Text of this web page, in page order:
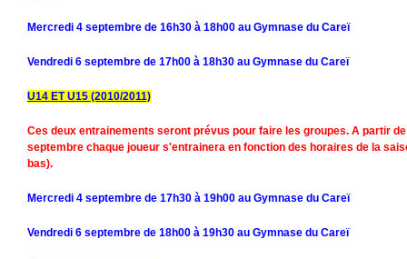
Mercredi 4 septembre de 16h30 à 18h00 au Gymnase du Careï
Vendredi 6 septembre de 17h00 à 18h30 au Gymnase du Careï
U14 ET U15 (2010/2011)
Ces deux entrainements seront prévus pour faire les groupes. A partir
septembre chaque joueur s'entrainera en fonction des horaires de la
bas).
Mercredi 4 septembre de 17h30 à 19h00 au Gymnase du Careï
Vendredi 6 septembre de 18h00 à 19h30 au Gymnase du Careï